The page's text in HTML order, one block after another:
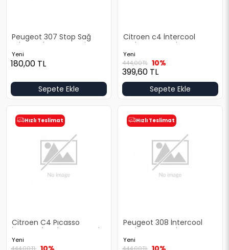
Peugeot 307 Stop Sağ
Arka Yeni Yan Sanayi
Yeni
180,00 TL
Sepete Ekle
Citroen c4 İntercool
Radyatoru Yeni Yan
Sanayi
Yeni
444,00TL 10%
399,60 TL
Sepete Ekle
Hızlı Teslimat
Citroen C4 Pıcasso
İntercool Radyatoru Yeni
Yan Sanayi
Yeni
444,00TL
Hızlı Teslimat
Peugeot 308 İntercool
Radyatoru Yeni Yan
Sanayi
Yeni
444,00TL